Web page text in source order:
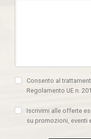
Consento al
Regolamento UE n.
Iscrivimi alle offerte
su promozioni, eventi